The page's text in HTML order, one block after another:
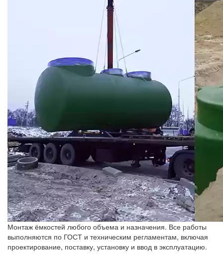
Монтаж ёмкостей любого объема и назначения. Все работы
выполняются по ГОСТ и техническим регламентам, включая
проектирование, поставку, установку и ввод в эксплуатацию.